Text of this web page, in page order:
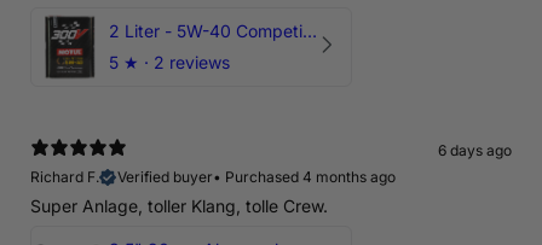
2 Liter - 5W-40 Competition 300V Motul Motoröl
5 ★ · 2 reviews
6 days ago
Richard F.
Verified buyer• Purchased 4 months ago
Super Anlage, toller Klang, tolle Crew.